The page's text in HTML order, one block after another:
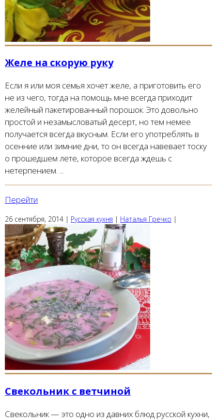
Желе на скорую руку
Если я или моя семья хочет желе, а приготовить его
не из чего, тогда на помощь мне всегда приходит
желейный пакетированный порошок. Это довольно
простой и незамысловатый десерт, но тем немее
получается всегда вкусным. Если его употреблять в
осенние или зимние дни, то он всегда навевает тоску
о прошедшем лете, которое всегда ждешь с
нетерпением. ...
Перейти
26 сентября, 2014 | Русская кухня | Наталья Гречко |
Свекольник с ветчиной
Свекольник — это одно из давних блюд русской кухни,